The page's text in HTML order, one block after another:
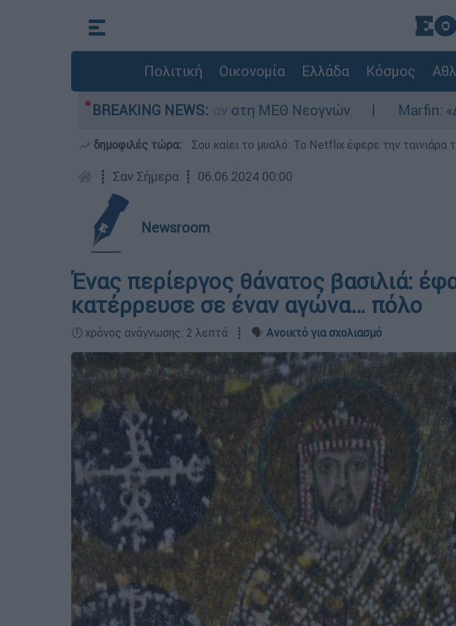
Πολιτική Οικονομία Ελλάδα Κόσμος
BREAKING NEWS:
- Νοσηλευόταν στη ΜΕΘ Νεογνών Marfin: «Δεν έχω
δημοφιλές τώρα: Σου καίει το μυαλό: Το Netflix έφερε την
┋ Σαν Σήμερα ┋ 06.06.2024 00:00
Newsroom
Ένας περίεργος θάνατος βασιλιά:
κατέρρευσε σε έναν αγώνα… πόλο
🕛 χρόνος ανάγνωσης: 2 λεπτά ┋ 🗣️ Ανοικτό για σχολιασμό